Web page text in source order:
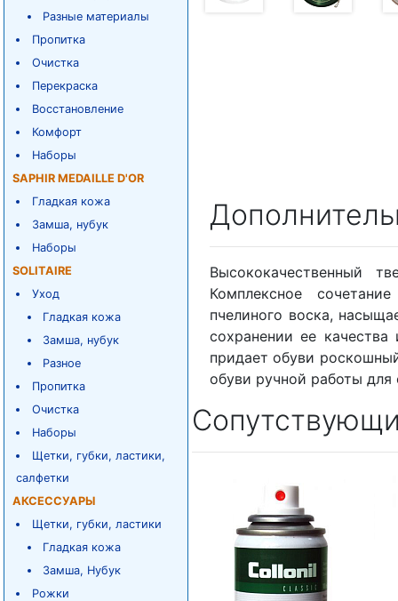
Разные материалы
Пропитка
Очистка
Перекраска
Восстановление
Комфорт
Наборы
SAPHIR MEDAILLE D'OR
Гладкая кожа
Замша, нубук
Наборы
SOLITAIRE
Уход
Гладкая кожа
Замша, нубук
Разное
Пропитка
Очистка
Наборы
Щетки, губки, ластики,
салфетки
АКСЕССУАРЫ
Щетки, губки, ластики
Гладкая кожа
Замша, Нубук
Рожки
Высококачественный
Комплексное
пчелиного воска,
сохранении ее
придает обуви
обуви ручной работы